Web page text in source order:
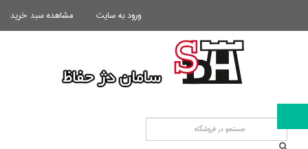
ورود به سایت مشاهده سبد خرید